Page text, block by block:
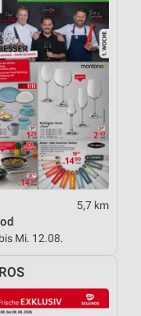
5,7 km
Mi. 12.08.